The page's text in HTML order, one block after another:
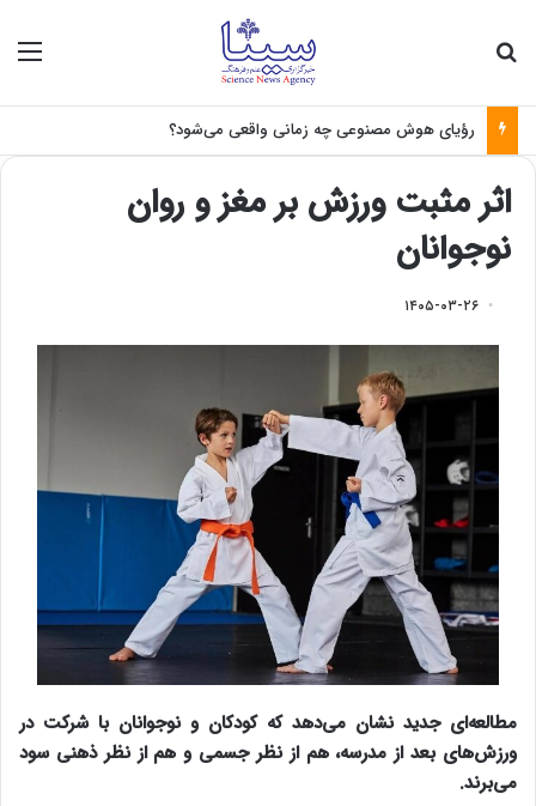
رؤیای هوش مصنوعی چه زمانی واقعی می‌شود؟
اثر مثبت ورزش بر مغز و روان
نوجوانان
۱۴۰۵-۰۳-۲۶
مطالعه‌ای جدید نشان می‌دهد که کودکان و نوجوانان با شرکت در
ورزش‌های بعد از مدرسه، هم از نظر جسمی و هم از نظر ذهنی سود
می‌برند.